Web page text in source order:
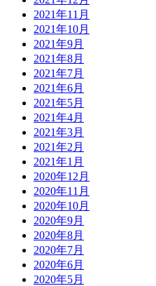
2021年11月
2021年10月
2021年9月
2021年8月
2021年7月
2021年6月
2021年5月
2021年4月
2021年3月
2021年2月
2021年1月
2020年12月
2020年11月
2020年10月
2020年9月
2020年8月
2020年7月
2020年6月
2020年5月